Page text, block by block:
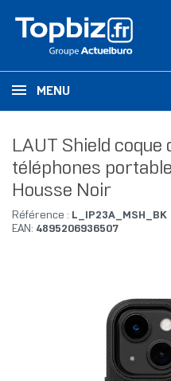
MENU
LAUT Shield
téléphones
Housse Noir
Référence : L_IP23A_MSH_BK
EAN: 4895206936507